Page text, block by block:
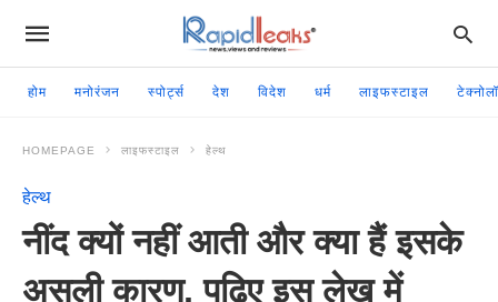
होम मनोरंजन स्पोर्ट्स देश विदेश धर्म लाइफस्टाइल
HOMEPAGE लाइफस्टाइल हेल्थ
हेल्थ
नींद क्यों नहीं आती और क्या हैं इसके
असली कारण, पढ़िए इस लेख में